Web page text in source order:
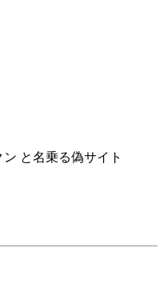
ン と名乗る偽サイト